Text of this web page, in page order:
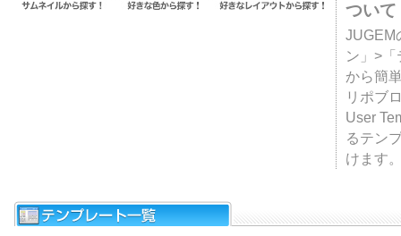
ついて
JUGEM
ン」>
から簡
リポブ
User
るテン
けます